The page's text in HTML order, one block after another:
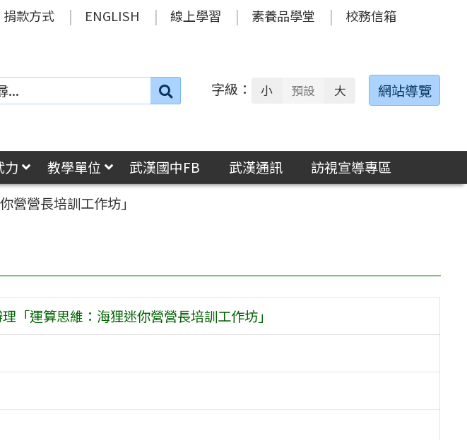
捐款方式 ENGLISH 線上學習 素養品學堂 校務信箱
搜
字級： 小 預設 大 網站導覽
力 教學單位 武漢國中FB 武漢通訊
訪視宣導專區
營營長培訓工作坊」
「運算思維：海狸迷你營營長培訓工作坊」